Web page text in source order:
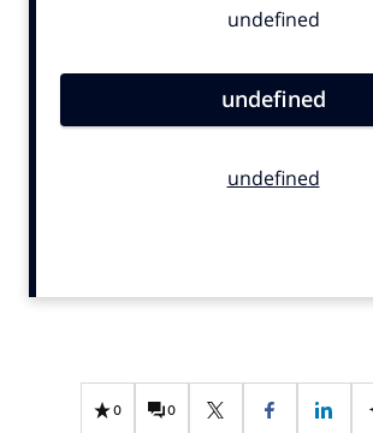
Contentmarketing
Effectiviteit
Gedragsverandering
0 0